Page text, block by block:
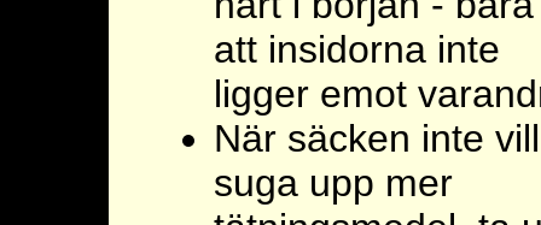
att insidorna inte
ligger emot
När säcken inte vill
suga upp mer